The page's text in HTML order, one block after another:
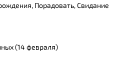
Порадовать, Свидание
(14 февраля)